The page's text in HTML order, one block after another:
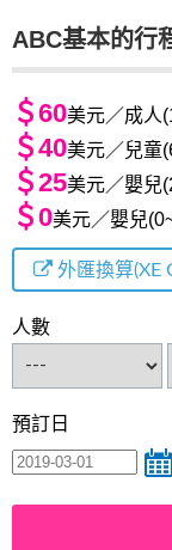
ABC基本的行
＄60美元／成人
＄40美元／兒童
＄25美元／嬰兒
＄0美元／嬰兒
外匯換算(XE
人數
預訂日